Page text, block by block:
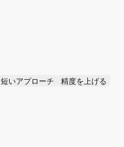
短いアプローチ 精度を上げる